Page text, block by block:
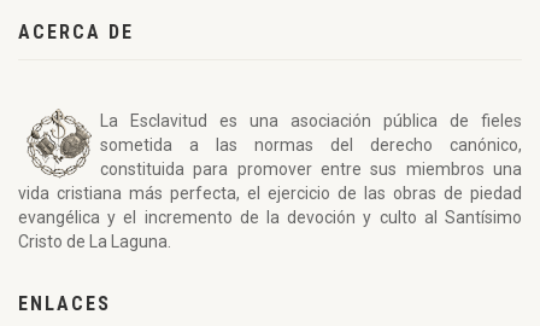
ACERCA DE
La Esclavitud es una asociación pública de fieles
sometida a las normas del derecho canónico,
constituida para promover entre sus miembros una
vida cristiana más perfecta, el ejercicio de las obras de piedad
evangélica y el incremento de la devoción y culto al Santísimo
Cristo de La Laguna.
ENLACES